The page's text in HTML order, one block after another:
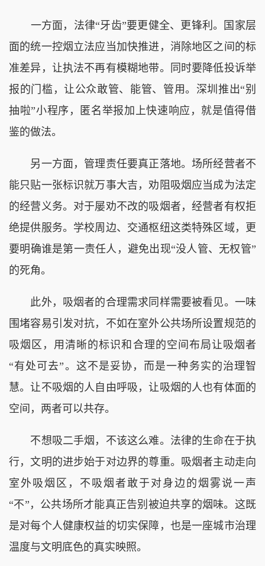
一方面，法律“牙齿”要更健全、更锋利。国家层
面的统一控烟立法应当加快推进，消除地区之间的标
准差异，让执法不再有模糊地带。同时要降低投诉举
报的门槛，让公众敢管、能管、管用。深圳推出“别
抽啦”小程序，匿名举报加上快速响应，就是值得借
鉴的做法。
另一方面，管理责任要真正落地。场所经营者不
能只贴一张标识就万事大吉，劝阻吸烟应当成为法定
的经营义务。对于屡劝不改的吸烟者，经营者有权拒
绝提供服务。学校周边、交通枢纽这类特殊区域，更
要明确谁是第一责任人，避免出现“没人管、无权管”
的死角。
此外，吸烟者的合理需求同样需要被看见。一味
围堵容易引发对抗，不如在室外公共场所设置规范的
吸烟区，用清晰的标识和合理的空间布局让吸烟者
“有处可去”。这不是妥协，而是一种务实的治理智
慧。让不吸烟的人自由呼吸，让吸烟的人也有体面的
空间，两者可以共存。
不想吸二手烟，不该这么难。法律的生命在于执
行，文明的进步始于对边界的尊重。吸烟者主动走向
室外吸烟区，不吸烟者敢于对身边的烟雾说一声
“不”，公共场所才能真正告别被迫共享的烟味。这既
是对每个人健康权益的切实保障，也是一座城市治理
温度与文明底色的真实映照。